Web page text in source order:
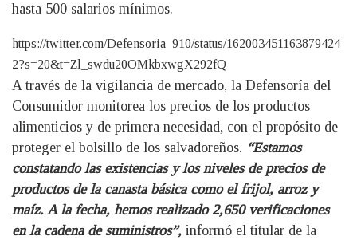
hasta 500 salarios mínimos.
https://twitter.com/Defensoria_910/status/162003451163879424
2?s=20&t=Zl_swdu20OMkbxwgX292fQ
A través de la vigilancia de mercado, la Defensoría del
Consumidor monitorea los precios de los productos
alimenticios y de primera necesidad, con el propósito de
proteger el bolsillo de los salvadoreños. “Estamos
constatando las existencias y los niveles de precios de
productos de la canasta básica como el frijol, arroz y
maíz. A la fecha, hemos realizado 2,650 verificaciones
en la cadena de suministros”, informó el titular de la